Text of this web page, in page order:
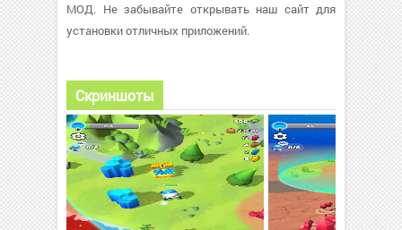
МОД. Не забывайте открывать наш сайт для
установки отличных приложений.
Скриншоты